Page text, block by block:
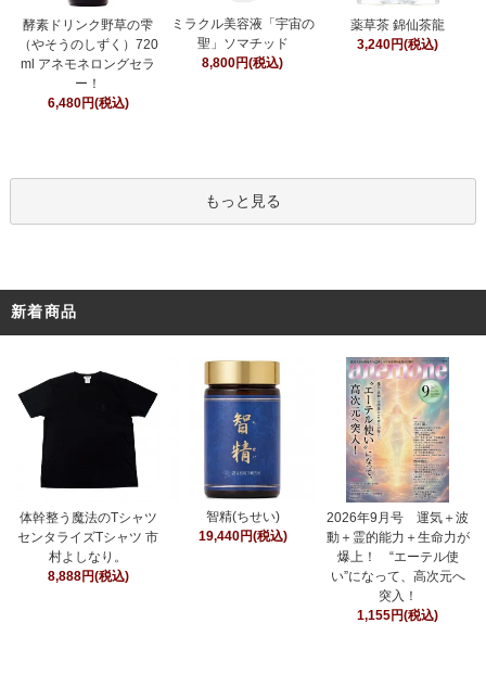
酵素ドリンク野草の雫
（やそうのしずく）720
ml アネモネロングセラ
ー！
6,480円(税込)
ミラクル美容液「宇宙の
聖」ソマチッド
8,800円(税込)
薬草茶 錦仙茶龍
3,240円(税込)
もっと見る
新着商品
体幹整う魔法のTシャツ
センタライズTシャツ 市
村よしなり。
8,888円(税込)
智精(ちせい)
19,440円(税込)
2026年9月号 運気＋波
動＋霊的能力＋生命力が
爆上！ “エーテル使
い”になって、高次元へ
突入！
1,155円(税込)